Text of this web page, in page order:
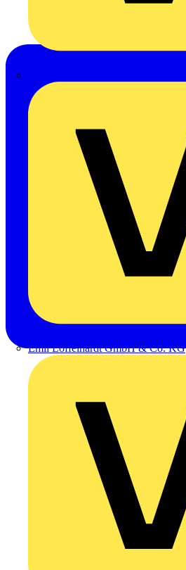
Emil Löffelhardt GmbH & Co. KG